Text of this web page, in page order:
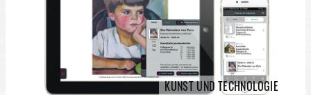
KUNST UND TECHNOLOGIE